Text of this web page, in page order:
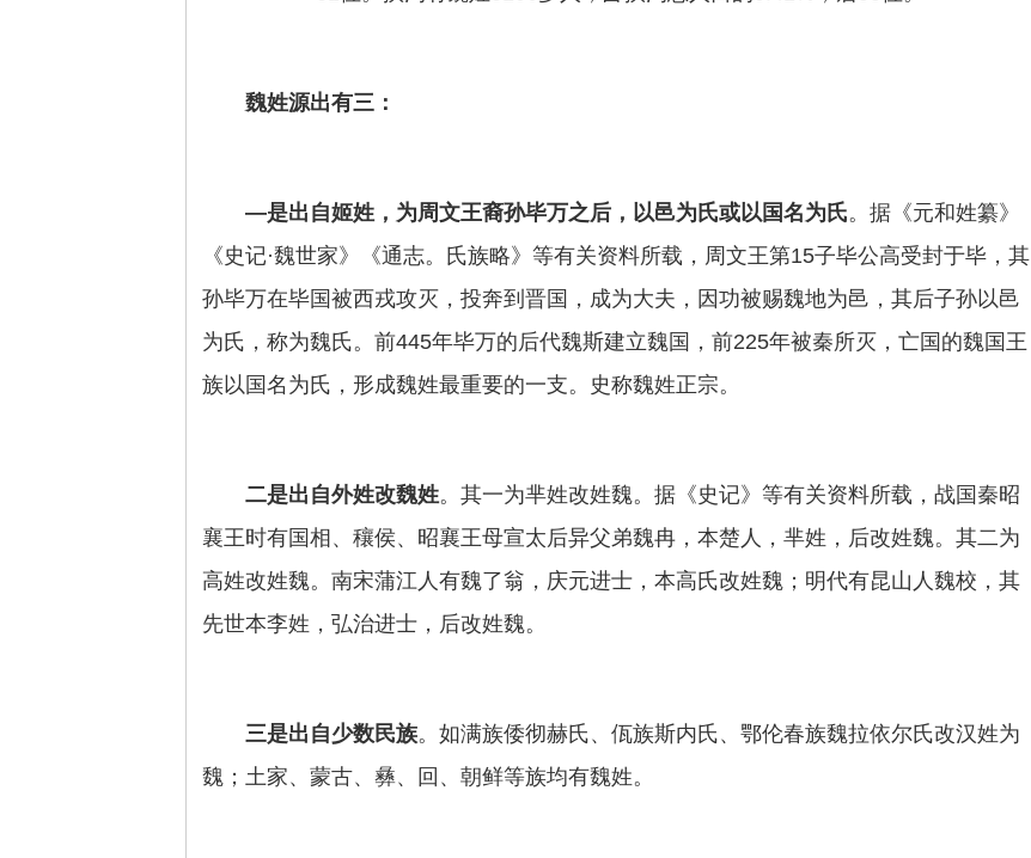
魏姓源出有三：
—是出自姬姓，为周文王裔孙毕万之后，以邑为氏或以国名为氏。据《元和姓纂》
《史记·魏世家》《通志。氏族略》等有关资料所载，周文王第15子毕公高受封于毕，其
孙毕万在毕国被西戎攻灭，投奔到晋国，成为大夫，因功被赐魏地为邑，其后子孙以邑
为氏，称为魏氏。前445年毕万的后代魏斯建立魏国，前225年被秦所灭，亡国的魏国王
族以国名为氏，形成魏姓最重要的一支。史称魏姓正宗。
二是出自外姓改魏姓。其一为芈姓改姓魏。据《史记》等有关资料所载，战国秦昭
襄王时有国相、穰侯、昭襄王母宣太后异父弟魏冉，本楚人，芈姓，后改姓魏。其二为
高姓改姓魏。南宋蒲江人有魏了翁，庆元进士，本高氏改姓魏；明代有昆山人魏校，其
先世本李姓，弘治进士，后改姓魏。
三是出自少数民族。如满族倭彻赫氏、佤族斯内氏、鄂伦春族魏拉依尔氏改汉姓为
魏；土家、蒙古、彝、回、朝鲜等族均有魏姓。